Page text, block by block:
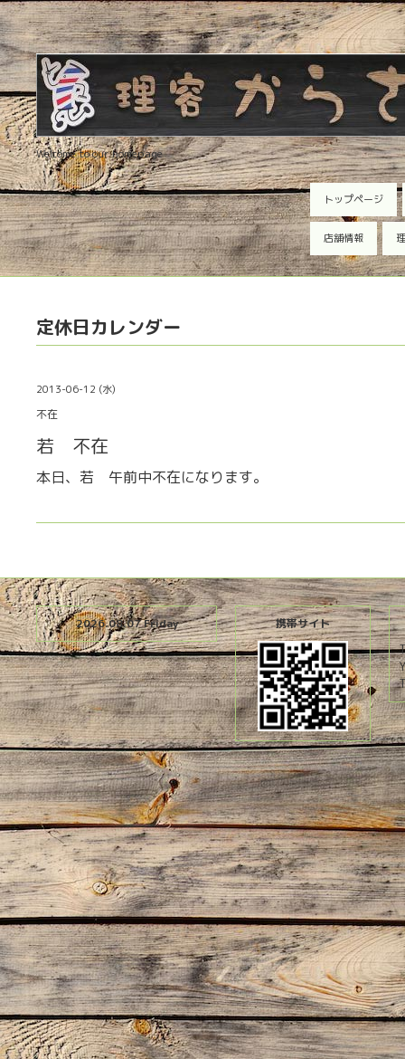
Welcome to our homepage
トップページ
店舗情報
定休日カレンダー
2013-06-12 (水)
不在
若 不在
本日、若 午前中不在になります。
2026.08.07 Friday 携帯サイト